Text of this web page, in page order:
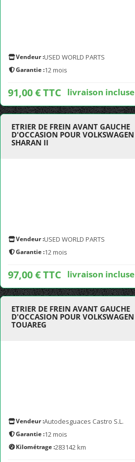
Vendeur :USED WORLD PARTS
Garantie :12 mois
91,00 € TTC livraison incluse
ETRIER DE FREIN AVANT GAUCHE
D'OCCASION POUR VOLKSWAGEN
SHARAN II
Vendeur :USED WORLD PARTS
Garantie :12 mois
97,00 € TTC livraison incluse
ETRIER DE FREIN AVANT GAUCHE
D'OCCASION POUR VOLKSWAGEN
TOUAREG
Vendeur :Autodesguaces Castro S.L.
Garantie :12 mois
Kilométrage :283142 km